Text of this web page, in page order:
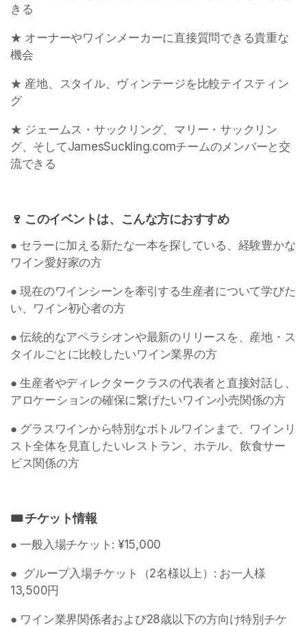
きる
★ オーナーやワインメーカーに直接質問できる貴重な
機会
★ 産地、スタイル、ヴィンテージを比較テイスティン
グ
★ ジェームス・サックリング、マリー・サックリン
グ、そしてJamesSuckling.comチームのメンバーと交
流できる
🍷 このイベントは、こんな方におすすめ
● セラーに加える新たな一本を探している、経験豊かな
ワイン愛好家の方
● 現在のワインシーンを牽引する生産者について学びた
い、ワイン初心者の方
● 伝統的なアペラシオンや最新のリリースを、産地・ス
タイルごとに比較したいワイン業界の方
● 生産者やディレクタークラスの代表者と直接対話し、
アロケーションの確保に繋げたいワイン小売関係の方
● グラスワインから特別なボトルワインまで、ワインリ
スト全体を見直したいレストラン、ホテル、飲食サー
ビス関係の方
🎟️ チケット情報
● 一般入場チケット: ¥15,000
●  グループ入場チケット（2名様以上）: お一人様
13,500円
● ワイン業界関係者および28歳以下の方向け特別チケ